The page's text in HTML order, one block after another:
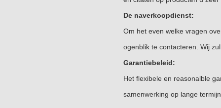
De naverkoopdienst:
Om het even welke vragen
ogenblik te contacteren. Wij
Garantiebeleid:
Het flexibele en reasonalble
samenwerking op lange